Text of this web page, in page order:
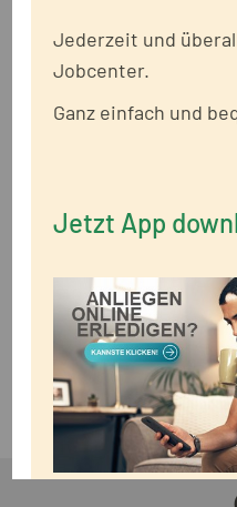
Zurück
Verfügung.
tastbare Blindenschrift,
liegt. Wie die Braille-
Deutschen Blinden-
.
Jederzeit und
Jobcenter.
Ganz einfach und
Jetzt App